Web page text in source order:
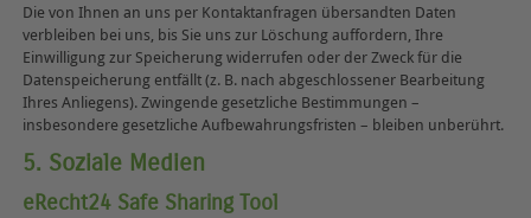
Die von Ihnen an uns per Kontaktanfragen übersandten Daten
verbleiben bei uns, bis Sie uns zur Löschung auffordern, Ihre
Einwilligung zur Speicherung widerrufen oder der Zweck für die
Datenspeicherung entfällt (z. B. nach abgeschlossener Bearbeitung
Ihres Anliegens). Zwingende gesetzliche Bestimmungen –
insbesondere gesetzliche Aufbewahrungsfristen – bleiben unberührt.
5. Soziale Medien
eRecht24 Safe Sharing Tool